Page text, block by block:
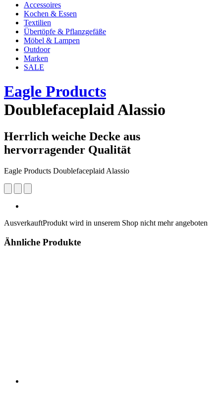
Accessoires
Kochen & Essen
Textilien
Übertöpfe & Pflanzgefäße
Möbel & Lampen
Outdoor
Marken
SALE
Eagle Products
Doublefaceplaid Alassio
Herrlich weiche Decke aus
hervorragender Qualität
Eagle Products Doublefaceplaid Alassio
AusverkauftProdukt wird in unserem Shop nicht mehr angeboten
Ähnliche Produkte